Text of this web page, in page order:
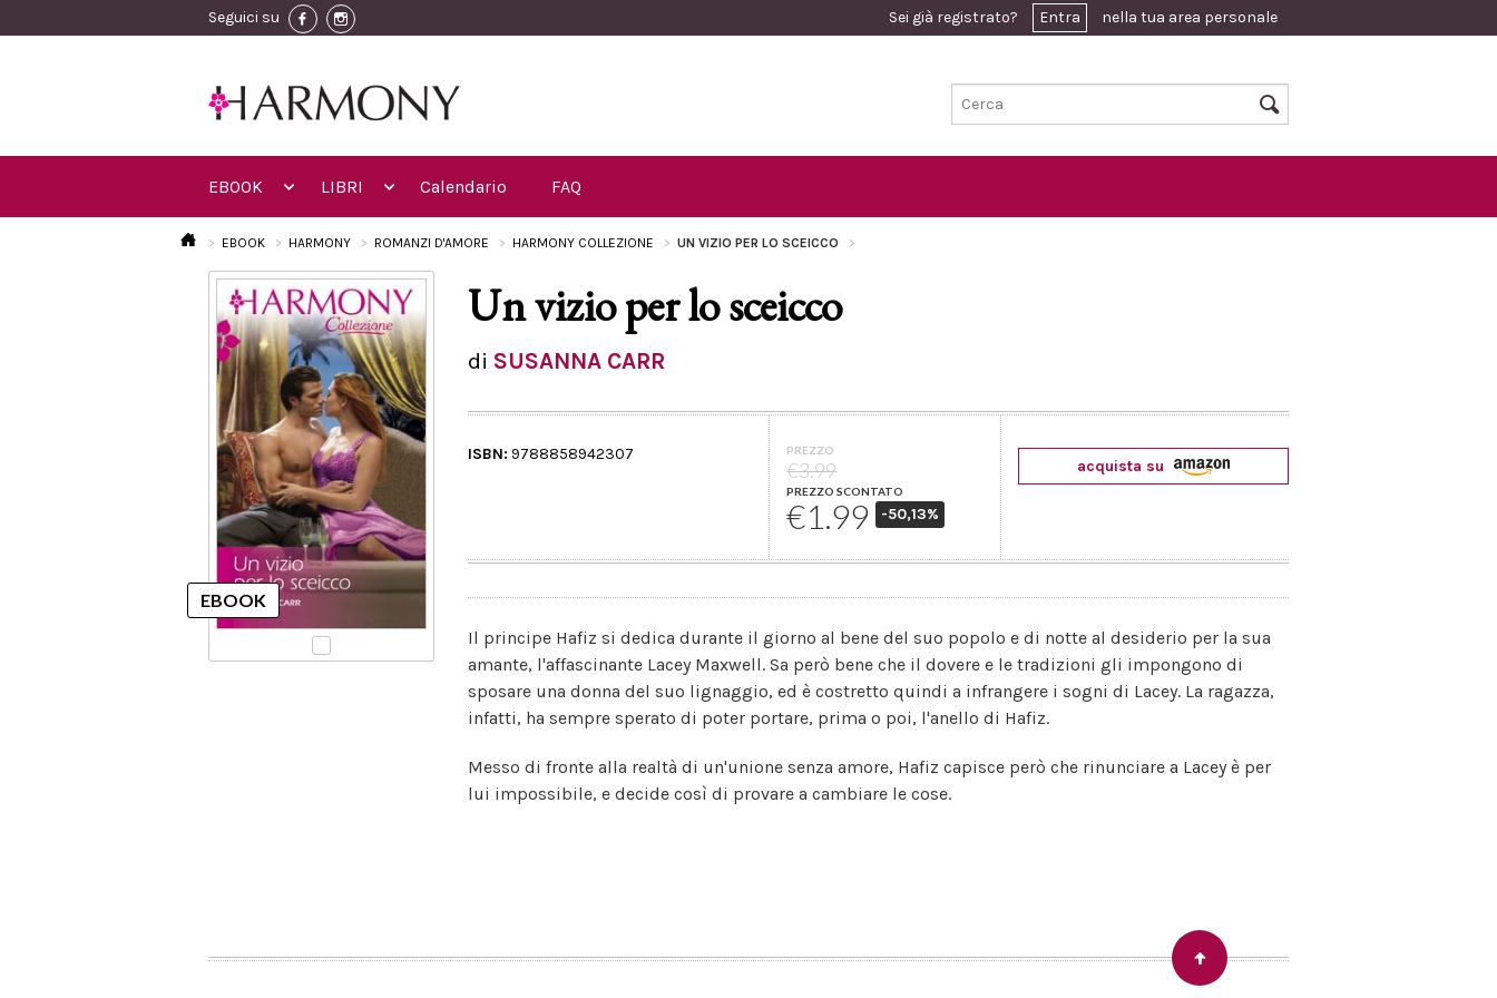
Seguici su Sei già registrato? Entra nella tua area personale
EBOOK LIBRI Calendario FAQ
EBOOK HARMONY ROMANZI D'AMORE HARMONY COLLEZIONE UN VIZIO PER LO SCEICCO
Un vizio per lo sceicco
di SUSANNA CARR
ISBN: 9788858942307 PREZZO
€3.99
PREZZO SCONTATO
€1.99 -50,13%
acquista su
Il principe Hafiz si dedica durante il giorno al bene del suo popolo e di notte al desiderio per la sua
amante, l'affascinante Lacey Maxwell. Sa però bene che il dovere e le tradizioni gli impongono di
sposare una donna del suo lignaggio, ed è costretto quindi a infrangere i sogni di Lacey. La ragazza,
infatti, ha sempre sperato di poter portare, prima o poi, l'anello di Hafiz.
Messo di fronte alla realtà di un'unione senza amore, Hafiz capisce però che rinunciare a Lacey è per
lui impossibile, e decide così di provare a cambiare le cose.